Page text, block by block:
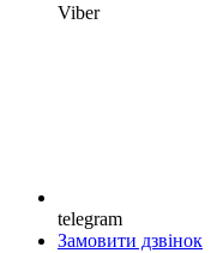
Viber
telegram
Замовити дзвінок